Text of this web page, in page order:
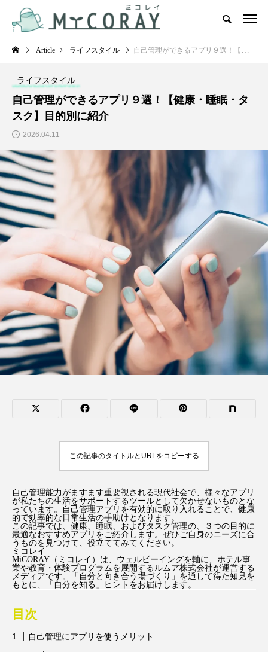
Article ライフスタイル 自己管理ができるアプリ９選！【健康・睡眠・タスク】目的別に紹介
ライフスタイル
自己管理ができるアプリ９選！【健康・睡眠・タ
スク】目的別に紹介
2026.04.11
この記事のタイトルとURLをコピーする
自己管理能力がますます重要視される現代社会で、様々なアプリ
が私たちの生活をサポートするツールとして欠かせないものとな
っています。自己管理アプリを有効的に取り入れることで、健康
的で効率的な日常生活の手助けとなります。
この記事では、健康、睡眠、およびタスク管理の、３つの目的に
最適なおすすめアプリをご紹介します。ぜひご自身のニーズに合
うものを見つけて、役立ててみてください。
ミコレイ
MiCORAY（ミコレイ）は、ウェルビーイングを軸に、ホテル事
業や教育・体験プログラムを展開するルムア株式会社が運営する
メディアです。「自分と向き合う場づくり」を通して得た知見を
もとに、「自分を知る」ヒントをお届けします。
目次
自己管理にアプリを使うメリット